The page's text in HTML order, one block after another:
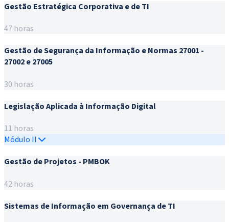
Gestão Estratégica Corporativa e de TI
47 horas
Gestão de Segurança da Informação e Normas 27001 -
27002 e 27005
30 horas
Legislação Aplicada à Informação Digital
11 horas
Módulo II
Gestão de Projetos - PMBOK
42 horas
Sistemas de Informação em Governança de TI